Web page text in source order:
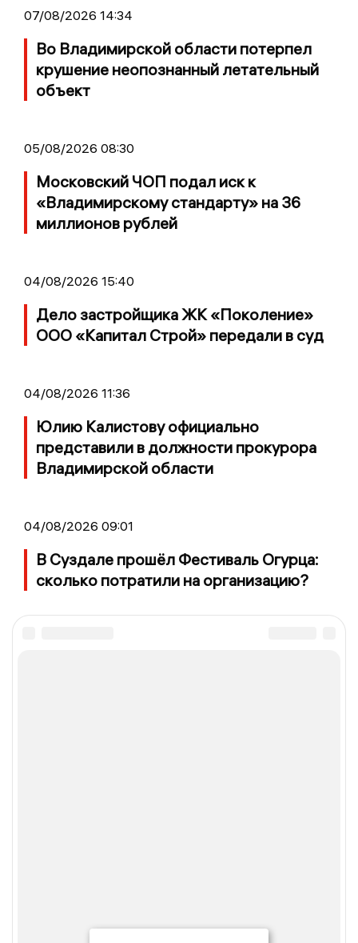
07/08/2026 14:34
Во Владимирской области потерпел
крушение неопознанный летательный
объект
05/08/2026 08:30
Московский ЧОП подал иск к
«Владимирскому стандарту» на 36
миллионов рублей
04/08/2026 15:40
Дело застройщика ЖК «Поколение»
ООО «Капитал Строй» передали в суд
04/08/2026 11:36
Юлию Калистову официально
представили в должности прокурора
Владимирской области
04/08/2026 09:01
В Суздале прошёл Фестиваль Огурца:
сколько потратили на организацию?